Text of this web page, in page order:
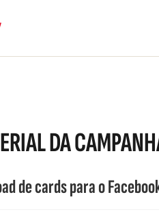
DA
de cards para o